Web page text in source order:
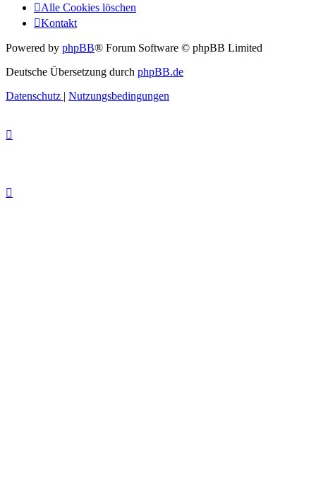
Alle Cookies löschen
Kontakt
Powered by phpBB® Forum Software © phpBB Limited
Deutsche Übersetzung durch phpBB.de
Datenschutz | Nutzungsbedingungen